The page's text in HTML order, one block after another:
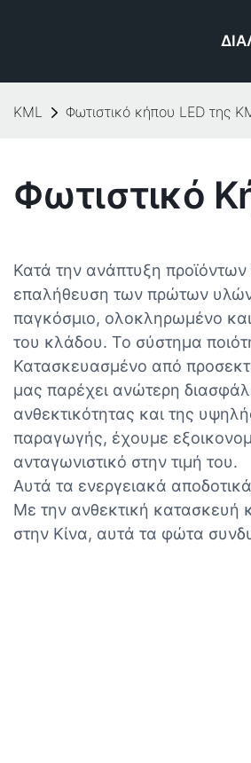
KML Φωτιστικό κήπου LED της
Φωτιστικό
Κατά την ανάπτυξη
επαλήθευση των πρώτων
παγκόσμιο, ολοκληρωμένο και
του κλάδου. Το σύστημα
Κατασκευασμένο από
μας παρέχει ανώτερη
ανθεκτικότητας και της
παραγωγής, έχουμε
ανταγωνιστικό στην τιμή του.
Αυτά τα ενεργειακά
Με την ανθεκτική κατασκευή
στην Κίνα, αυτά τα φώτα